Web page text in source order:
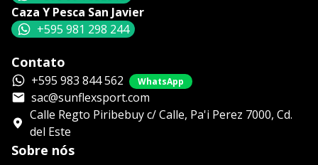
Caza Y Pesca San Javier
+595 981 298 244
Contato
+595 983 844 562 WhatsApp
sac@sunflexsport.com
Calle Regto Piribebuy c/ Calle, Pa'i Perez 7000, Cd.
del Este
Sobre nós